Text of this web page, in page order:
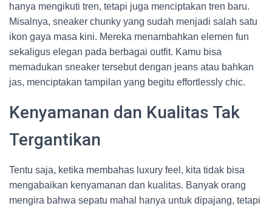
hanya mengikuti tren, tetapi juga menciptakan tren baru.
Misalnya, sneaker chunky yang sudah menjadi salah satu
ikon gaya masa kini. Mereka menambahkan elemen fun
sekaligus elegan pada berbagai outfit. Kamu bisa
memadukan sneaker tersebut dengan jeans atau bahkan
jas, menciptakan tampilan yang begitu effortlessly chic.
Kenyamanan dan Kualitas Tak
Tergantikan
Tentu saja, ketika membahas luxury feel, kita tidak bisa
mengabaikan kenyamanan dan kualitas. Banyak orang
mengira bahwa sepatu mahal hanya untuk dipajang, tetapi